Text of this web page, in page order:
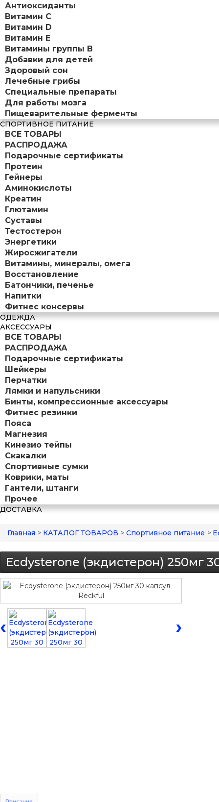
Антиоксиданты
Витамин С
Витамин D
Витамин Е
Витамины группы B
Добавки для детей
Здоровый сон
Лечебные грибы
Специальные препараты
Для работы мозга
Пищеварительные ферменты
СПОРТИВНОЕ ПИТАНИЕ
ВСЕ ТОВАРЫ
РАСПРОДАЖА
Подарочные сертификаты
Протеин
Гейнеры
Аминокислоты
Креатин
Глютамин
Суставы
Тестостерон
Энергетики
Жиросжигатели
Витамины, минералы, омега
Восстановление
Батончики, печенье
Напитки
Фитнес консервы
ОДЕЖДА
АКСЕССУАРЫ
ВСЕ ТОВАРЫ
РАСПРОДАЖА
Подарочные сертификаты
Шейкеры
Перчатки
Лямки и напульсники
Бинты, компрессионные аксессуары
Фитнес резинки
Пояса
Магнезия
Кинезио тейпы
Скакалки
Спортивные сумки
Коврики, маты
Гантели, штанги
Прочее
ДОСТАВКА
Главная > КАТАЛОГ ТОВАРОВ > Спортивное питание >
Ecdysterone (экдистерон) 250мг
‹ ›